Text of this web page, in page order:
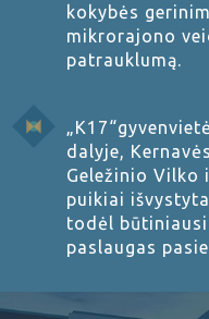
kokybės
mikrorajono
patrauklumą.
dalyje,
Geležinio Vilko
puikiai
todėl
paslaugas